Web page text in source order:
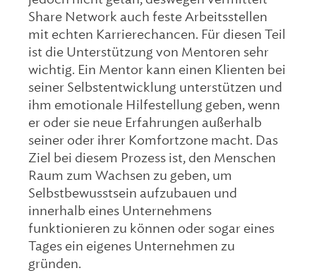
Share Network auch feste Arbeitsstellen
mit echten Karrierechancen. Für diesen Teil
ist die Unterstützung von Mentoren sehr
wichtig. Ein Mentor kann einen Klienten bei
seiner Selbstentwicklung unterstützen und
ihm emotionale Hilfestellung geben, wenn
er oder sie neue Erfahrungen außerhalb
seiner oder ihrer Komfortzone macht. Das
Ziel bei diesem Prozess ist, den Menschen
Raum zum Wachsen zu geben, um
Selbstbewusstsein aufzubauen und
innerhalb eines Unternehmens
funktionieren zu können oder sogar eines
Tages ein eigenes Unternehmen zu
gründen.